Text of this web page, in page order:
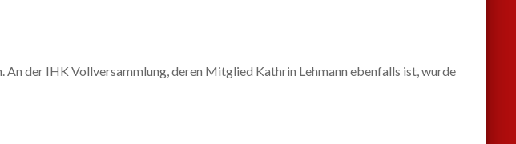
der IHK Vollversammlung, deren Mitglied Kathrin Lehmann ebenfalls ist, wurde